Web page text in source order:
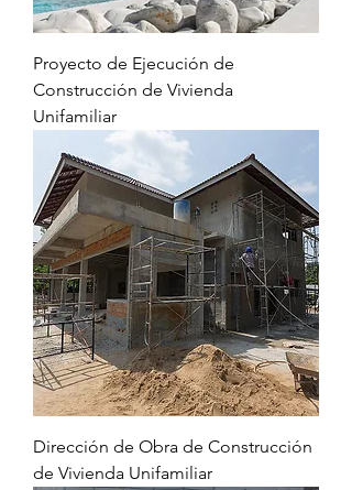
Proyecto de Ejecución de
Construcción de Vivienda
Unifamiliar
Dirección de Obra de Construcción
de Vivienda Unifamiliar